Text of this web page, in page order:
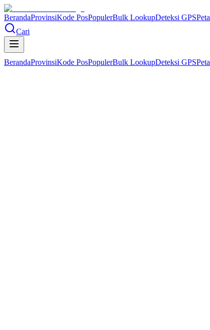
BerandaProvinsiKode PosPopulerBulk LookupDeteksi GPSPeta
Cari
BerandaProvinsiKode PosPopulerBulk LookupDeteksi GPSPeta